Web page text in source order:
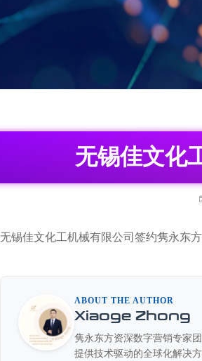
无锡佳文化
无锡佳文化工机械有限公司签约隽永东
ABOUT THE AUTHOR
Xiaoge Zhong
隽永东方资深数字营销专家
提供技术驱动的全球化解决方